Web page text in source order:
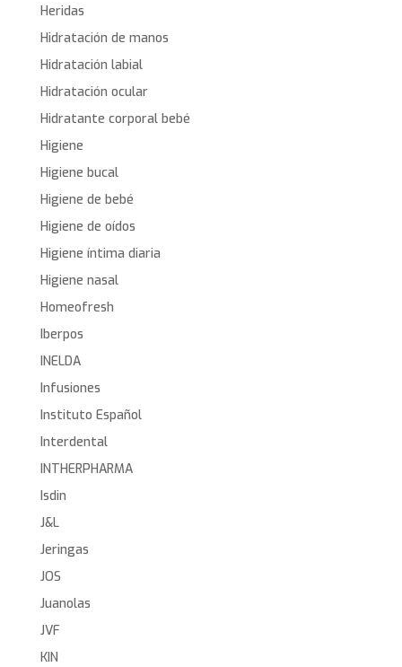
Heridas
Hidratación de manos
Hidratación labial
Hidratación ocular
Hidratante corporal bebé
Higiene
Higiene bucal
Higiene de bebé
Higiene de oídos
Higiene íntima diaria
Higiene nasal
Homeofresh
Iberpos
INELDA
Infusiones
Instituto Español
Interdental
INTHERPHARMA
Isdin
J&L
Jeringas
JOS
Juanolas
JVF
KIN